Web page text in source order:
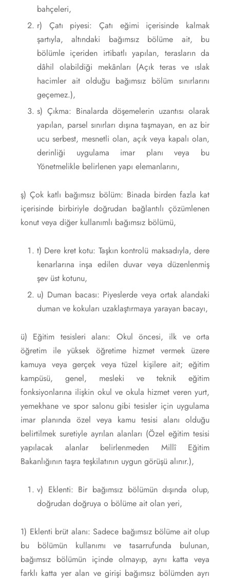
bahçeleri,
r) Çatı piyesi: Çatı eğimi içerisinde kalmak
şartıyla, altındaki bağımsız bölüme ait, bu
bölümle içeriden irtibatlı yapılan, terasların da
dâhil olabildiği mekânları (Açık teras ve ıslak
hacimler ait olduğu bağımsız bölüm sınırlarını
geçemez.),
s) Çıkma: Binalarda döşemelerin uzantısı olarak
yapılan, parsel sınırları dışına taşmayan, en az bir
ucu serbest, mesnetli olan, açık veya kapalı olan,
derinliği uygulama imar planı veya bu
Yönetmelikle belirlenen yapı elemanlarını,
ş) Çok katlı bağımsız bölüm: Binada birden fazla kat
içerisinde birbiriyle doğrudan bağlantılı çözümlenen
konut veya diğer kullanımlı bağımsız bölümü,
t) Dere kret kotu: Taşkın kontrolü maksadıyla, dere
kenarlarına inşa edilen duvar veya düzenlenmiş
şev üst kotunu,
u) Duman bacası: Piyeslerde veya ortak alandaki
duman ve kokuları uzaklaştırmaya yarayan bacayı,
ü) Eğitim tesisleri alanı: Okul öncesi, ilk ve orta
öğretim ile yüksek öğretime hizmet vermek üzere
kamuya veya gerçek veya tüzel kişilere ait; eğitim
kampüsü, genel, mesleki ve teknik eğitim
fonksiyonlarına ilişkin okul ve okula hizmet veren yurt,
yemekhane ve spor salonu gibi tesisler için uygulama
imar planında özel veya kamu tesisi alanı olduğu
belirtilmek suretiyle ayrılan alanları (Özel eğitim tesisi
yapılacak alanlar belirlenmeden Millî Eğitim
Bakanlığının taşra teşkilatının uygun görüşü alınır.),
v) Eklenti: Bir bağımsız bölümün dışında olup,
doğrudan doğruya o bölüme ait olan yeri,
1) Eklenti brüt alanı: Sadece bağımsız bölüme ait olup
bu bölümün kullanımı ve tasarrufunda bulunan,
bağımsız bölümün içinde olmayıp, aynı katta veya
farklı katta yer alan ve girişi bağımsız bölümden ayrı